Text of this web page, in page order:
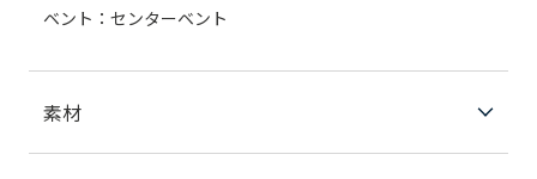
ベント：センターベント
素材